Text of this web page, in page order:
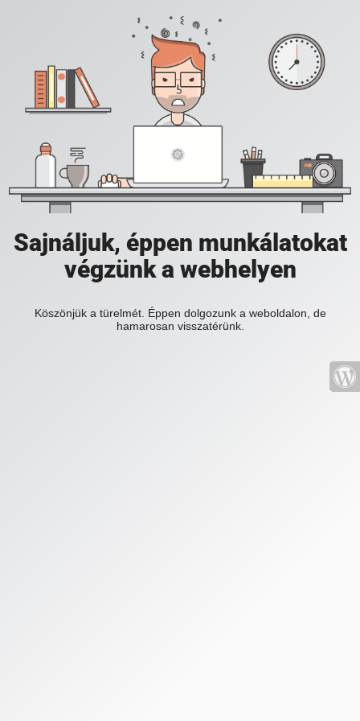
Sajnáljuk, éppen munkálatokat
végzünk a webhelyen
Köszönjük a türelmét. Éppen dolgozunk a weboldalon, de
hamarosan visszatérünk.